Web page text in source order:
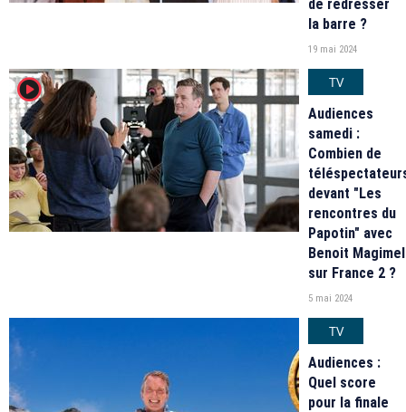
de redresser
la barre ?
19 mai 2024
player2
TV
Audiences
samedi :
Combien de
devant "Les
rencontres du
Papotin" avec
Benoit Magimel
sur France 2 ?
5 mai 2024
TV
Audiences :
Quel score
pour la finale